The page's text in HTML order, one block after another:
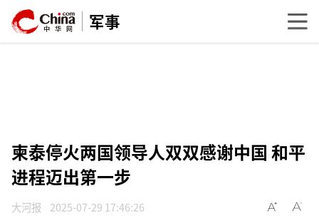
军事
柬泰停火两国领导人双双感谢中国 和平
进程迈出第一步
大河报 2025-07-29 17:46:26